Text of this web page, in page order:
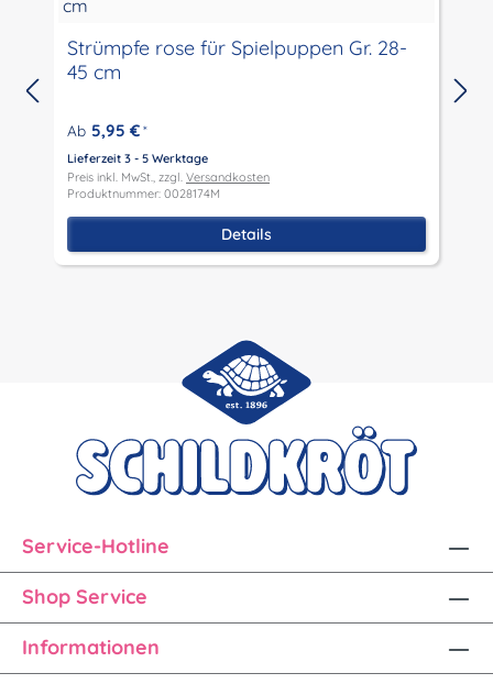
Strümpfe rose für Spielpuppen Gr. 28-
45 cm
Ab 5,95 € *
Lieferzeit 3 - 5 Werktage
Preis inkl. MwSt., zzgl. Versandkosten
Produktnummer: 0028174M
Details
Service-Hotline
Shop Service
Informationen